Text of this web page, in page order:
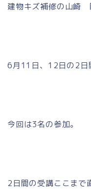
建物キズ補修の山崎
6月11日、12日の2日
今回は3名の参加。
2日間の受講ここまで